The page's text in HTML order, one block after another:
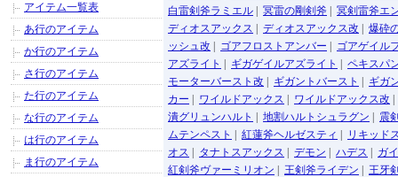
白雷剣斧ラミエル
冥雷の剛剣斧
冥剣雷斧エ
ディオスアックス
ディオスアックス改
爆砕
ッシュ改
ゴアフロストアンバー
ゴアゲイル
アズライト
ギガゲイルアズライト
ペキスパ
モーターバースト改
ギガントバースト
ギガ
カー
ワイルドアックス ワイルドアックス改
潰グリュンハルト
地割ハルトシュラグン
震
ムテンペスト
紅蓮斧ヘルゼスティ
リキッド
オス
タナトスアックス デモン ハデス
ガ
紅剣斧ヴァーミリオン
王剣斧ライデン
王牙
アイテム一覧表
あ行のアイテム
か行のアイテム
さ行のアイテム
た行のアイテム
な行のアイテム
は行のアイテム
ま行のアイテム